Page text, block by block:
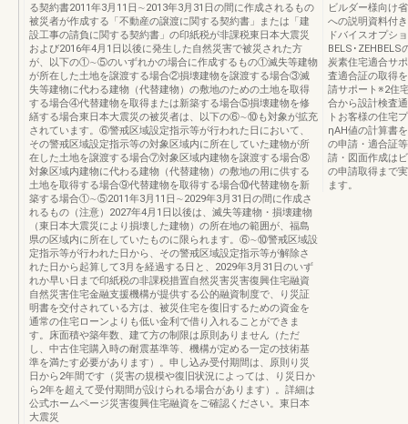
る契約書2011年3月11日∼2013年3月31日の間に作成されるもの
被災者が作成する「不動産の譲渡に関する契約書」または「建
設工事の請負に関する契約書」の印紙税が非課税東日本大震災
および2016年4月1日以後に発生した自然災害で被災された方
が、以下の①∼⑤のいずれかの場合に作成するもの①滅失等建物
が所在した土地を譲渡する場合②損壊建物を譲渡する場合③滅
失等建物に代わる建物（代替建物）の敷地のための土地を取得
する場合④代替建物を取得または新築する場合⑤損壊建物を修
繕する場合東日本大震災の被災者は、以下の⑥∼⑩も対象が拡充
されています。⑥警戒区域設定指示等が行われた日において、
その警戒区域設定指示等の対象区域内に所在していた建物が所
在した土地を譲渡する場合⑦対象区域内建物を譲渡する場合⑧
対象区域内建物に代わる建物（代替建物）の敷地の用に供する
土地を取得する場合⑨代替建物を取得する場合⑩代替建物を新
築する場合①∼⑤2011年3月11日∼2029年3月31日の間に作成さ
れるもの（注意）2027年4月1日以後は、滅失等建物・損壊建物
（東日本大震災により損壊した建物）の所在地の範囲が、福島
県の区域内に所在していたものに限られます。⑥∼⑩警戒区域設
定指示等が行われた日から、その警戒区域設定指示等が解除さ
れた日から起算して3月を経過する日と、2029年3月31日のいず
れか早い日まで印紙税の非課税措置自然災害災害復興住宅融資
自然災害住宅金融支援機構が提供する公的融資制度で、り災証
明書を交付されている方は、被災住宅を復旧するための資金を
通常の住宅ローンよりも低い金利で借り入れることができま
す。床面積や築年数、建て方の制限は原則ありません（ただ
し、中古住宅購入時の耐震基準等、機構が定める一定の技術基
準を満たす必要があります）。申し込み受付期間は、原則り災
日から2年間です（災害の規模や復旧状況によっては、り災日か
ら2年を超えて受付期間が設けられる場合があります）。詳細は
公式ホームページ災害復興住宅融資をご確認ください。東日本
大震災
ビルダー様向け
への説明資料付
ドバイスオプシ
BELS･
炭素住宅適合サ
査適合証の取得
請サポート※2住
合から設計検査
トお客様の住宅
ηAH値の計算書
の申請・適合証
請・図面作成は
の申請取得まで
ます。